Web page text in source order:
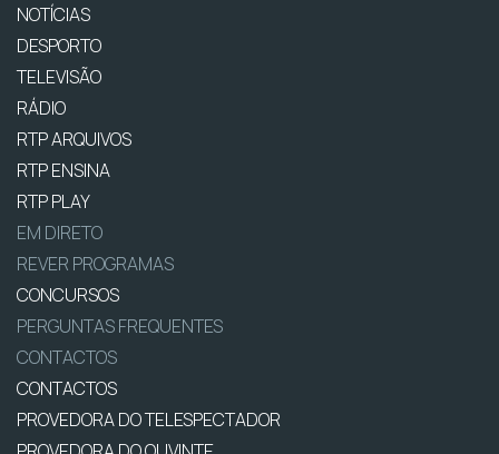
NOTÍCIAS
DESPORTO
TELEVISÃO
RÁDIO
RTP ARQUIVOS
RTP ENSINA
RTP PLAY
EM DIRETO
REVER PROGRAMAS
CONCURSOS
PERGUNTAS FREQUENTES
CONTACTOS
CONTACTOS
PROVEDORA DO TELESPECTADOR